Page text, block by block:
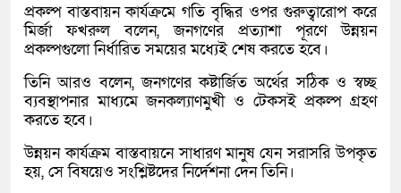
প্রকল্প বাস্তবায়ন কার্যক্রমে গতি বৃদ্ধির ওপর গুরুত্বারোপ করে
মির্জা ফখরুল বলেন, জনগণের প্রত্যাশা পূরণে উন্নয়ন
প্রকল্পগুলো নির্ধারিত সময়ের মধ্যেই শেষ করতে হবে।
তিনি আরও বলেন, জনগণের কষ্টার্জিত অর্থের সঠিক ও স্বচ্ছ
ব্যবস্থাপনার মাধ্যমে জনকল্যাণমুখী ও টেকসই প্রকল্প গ্রহণ
করতে হবে।
উন্নয়ন কার্যক্রম বাস্তবায়নে সাধারণ মানুষ যেন সরাসরি উপকৃত
হয়, সে বিষয়েও সংশ্লিষ্টদের নির্দেশনা দেন তিনি।